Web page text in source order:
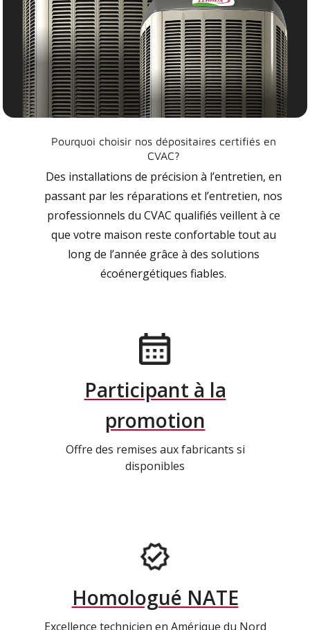
Pourquoi choisir nos dépositaires certifiés en
CVAC?
Des installations de précision à l’entretien, en
passant par les réparations et l’entretien, nos
professionnels du CVAC qualifiés veillent à ce
que votre maison reste confortable tout au
long de l’année grâce à des solutions
écoénergétiques fiables.
Participant à la
promotion
Offre des remises aux fabricants si
disponibles
Homologué NATE
Excellence technicien en Amérique du Nord